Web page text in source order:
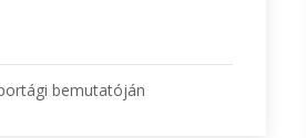
bemutatóján